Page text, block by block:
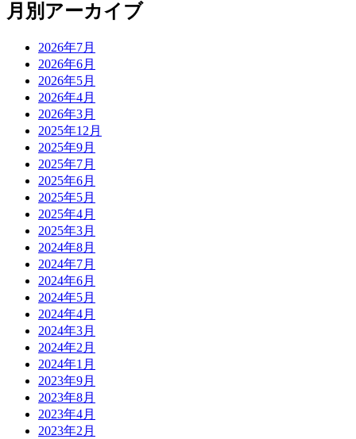
月別アーカイブ
2026年7月
2026年6月
2026年5月
2026年4月
2026年3月
2025年12月
2025年9月
2025年7月
2025年6月
2025年5月
2025年4月
2025年3月
2024年8月
2024年7月
2024年6月
2024年5月
2024年4月
2024年3月
2024年2月
2024年1月
2023年9月
2023年8月
2023年4月
2023年2月